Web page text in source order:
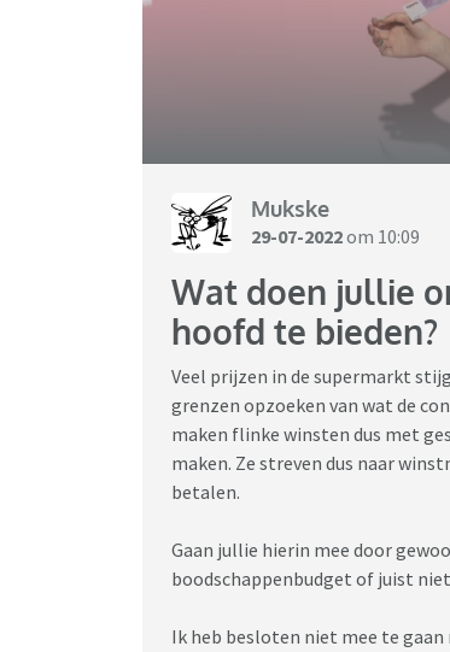
Mukske
29-07-2022om 10:09
Wat doen jullie
hoofd te bieden?
Veel prijzen in de supermarkt
grenzen opzoeken van wat de
maken flinke winsten dus met
maken. Ze streven dus naar
betalen.
Gaan jullie hierin mee door
boodschappenbudget of juist
Ik heb besloten niet mee te